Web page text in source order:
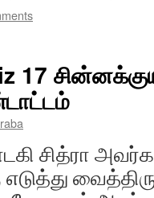
17
சித்ரா